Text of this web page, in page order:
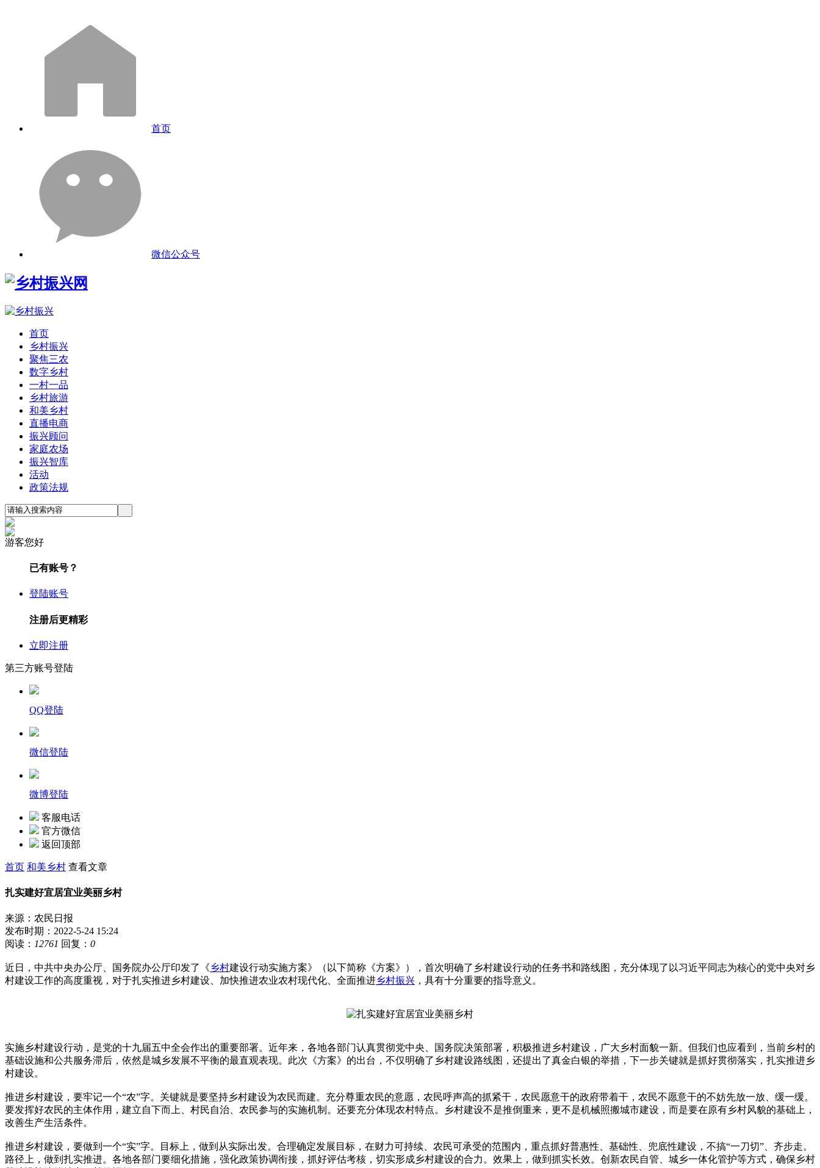
首页
微信公众号
首页
乡村振兴
聚焦三农
数字乡村
一村一品
乡村旅游
和美乡村
直播电商
振兴顾问
家庭农场
振兴智库
活动
政策法规
游客您好
已有账号？
登陆账号
注册后更精彩
立即注册
第三方账号登陆
QQ登陆
微信登陆
微博登陆
客服电话
官方微信
返回顶部
首页 和美乡村 查看文章
扎实建好宜居宜业美丽乡村
来源：农民日报
发布时期：2022-5-24 15:24
阅读： 12761 回复： 0
近日，中共中央办公厅、国务院办公厅印发了《乡村建设行动实施方案》（以下简称《方案》），首次明确了乡村建设行动的任务书和路线图，充分体现了以习近平同志为核心的党中央对乡
村建设工作的高度重视，对于扎实推进乡村建设、加快推进农业农村现代化、全面推进乡村振兴 ，具有十分重要的指导意义。
实施乡村建设行动，是党的十九届五中全会作出的重要部署。近年来，各地各部门认真贯彻党中央、国务院决策部署，积极推进乡村建设，广大乡村面貌一新。但我们也应看到，当前乡村的
基础设施和公共服务滞后，依然是城乡发展不平衡的最直观表现。此次《方案》的出台，不仅明确了乡村建设路线图，还提出了真金白银的举措，下一步关键就是抓好贯彻落实，扎实推进乡
村建设。
推进乡村建设，要牢记一个“农”字。关键就是要坚持乡村建设为农民而建。充分尊重农民的意愿，农民呼声高的抓紧干，农民愿意干的政府带着干，农民不愿意干的不妨先放一放、缓一缓。
要发挥好农民的主体作用，建立自下而上、村民自治、农民参与的实施机制。还要充分体现农村特点。乡村建设不是推倒重来，更不是机械照搬城市建设，而是要在原有乡村风貌的基础上，
改善生产生活条件。
推进乡村建设，要做到一个“实”字。目标上，做到从实际出发。合理确定发展目标，在财力可持续、农民可承受的范围内，重点抓好普惠性、基础性、兜底性建设，不搞“一刀切”、齐步走。
路径上，做到扎实推进。各地各部门要细化措施，强化政策协调衔接，抓好评估考核，切实形成乡村建设的合力。效果上，做到抓实长效。创新农民自管、城乡一体化管护等方式，确保乡村